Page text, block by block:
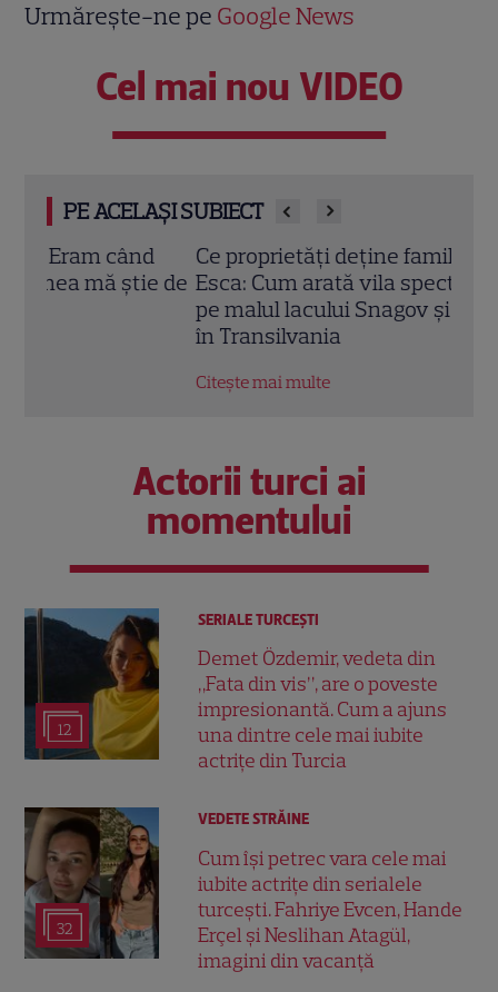
Urmărește-ne pe Google News
Cel mai nou VIDEO
PE ACELAȘI SUBIECT
Ce proprietăți deține familia Andreei
Esca: Cum arată vila spectaculoasă de
pe malul lacului Snagov și ce afaceri au
Actorii turci ai
momentului
12
SERIALE TURCEŞTI
Demet Özdemir, vedeta din
„Fata din vis”, are o poveste
impresionantă. Cum a ajuns
una dintre cele mai iubite
actrițe din Turcia
32
VEDETE STRĂINE
Cum își petrec vara cele mai
iubite actrițe din serialele
turcești. Fahriye Evcen, Hande
Erçel și Neslihan Atagül,
imagini din vacanță